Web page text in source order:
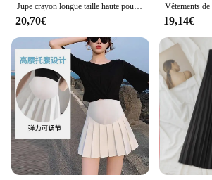
Jupe crayon longue taille haute pour femmes enceintes, vêtements de ventre minces, vêtements décontractés, vêtements de mode, document solide, ALTERCasual
20,70€ 19,14€